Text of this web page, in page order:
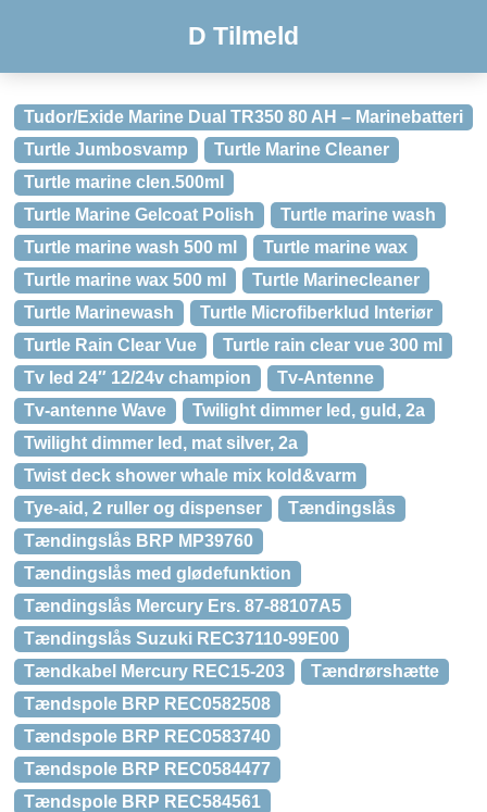
D Tilmeld
Tudor/Exide Marine Dual TR350 80 AH – Marinebatteri
Turtle Jumbosvamp
Turtle Marine Cleaner
Turtle marine clen.500ml
Turtle Marine Gelcoat Polish
Turtle marine wash
Turtle marine wash 500 ml
Turtle marine wax
Turtle marine wax 500 ml
Turtle Marinecleaner
Turtle Marinewash
Turtle Microfiberklud Interiør
Turtle Rain Clear Vue
Turtle rain clear vue 300 ml
Tv led 24″ 12/24v champion
Tv-Antenne
Tv-antenne Wave
Twilight dimmer led, guld, 2a
Twilight dimmer led, mat silver, 2a
Twist deck shower whale mix kold&varm
Tye-aid, 2 ruller og dispenser
Tændingslås
Tændingslås BRP MP39760
Tændingslås med glødefunktion
Tændingslås Mercury Ers. 87-88107A5
Tændingslås Suzuki REC37110-99E00
Tændkabel Mercury REC15-203
Tændrørshætte
Tændspole BRP REC0582508
Tændspole BRP REC0583740
Tændspole BRP REC0584477
Tændspole BRP REC584561